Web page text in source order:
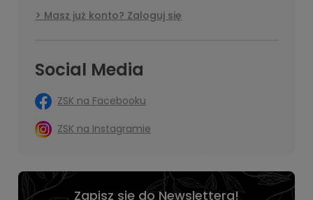
Masz już konto? Zaloguj się
Social Media
ZSK na Facebooku
ZSK na Instagramie
Zapisz się do Newslettera!